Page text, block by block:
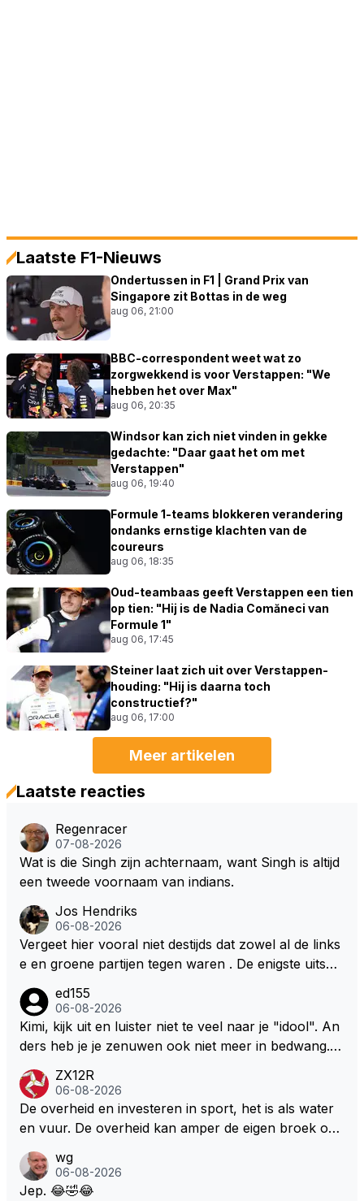
Laatste F1-Nieuws
Ondertussen in F1 | Grand Prix van
Singapore zit Bottas in de weg
aug 06, 21:00
BBC-correspondent weet wat zo
zorgwekkend is voor Verstappen: "We
hebben het over Max"
aug 06, 20:35
Windsor kan zich niet vinden in gekke
gedachte: "Daar gaat het om met
Verstappen"
aug 06, 19:40
Formule 1-teams blokkeren verandering
ondanks ernstige klachten van de
coureurs
aug 06, 18:35
Oud-teambaas geeft Verstappen een tien
op tien: "Hij is de Nadia Comăneci van
Formule 1"
aug 06, 17:45
Steiner laat zich uit over Verstappen-
houding: "Hij is daarna toch
constructief?"
aug 06, 17:00
Meer artikelen
Laatste reacties
Regenracer
07-08-2026
Wat is die Singh zijn achternaam, want Singh is altijd
een tweede voornaam van indians.
Jos Hendriks
06-08-2026
Vergeet hier vooral niet destijds dat zowel al de links
e en groene partijen tegen waren . De enigste uitspr
over dan kunnen ze hun eigen uitlaat gassen inade
men maar niet wetende was dat de F1 motor schone
r is dan een normale auto. Dus denk echt niet dat de
ters zullen steunen laat staan om een euro in het cir
cuit Zandvoort te steken
ed155
06-08-2026
Kimi, kijk uit en luister niet te veel naar je "idool". An
ders heb je je zenuwen ook niet meer in bedwang. Zi
Marquez/Jos ? Veel gezelliger
ZX12R
06-08-2026
De overheid en investeren in sport, het is als water
en vuur. De overheid kan amper de eigen broek oph
s. Je kunt de Staat het best vergelijken met de sherif
f van Nottinghem (Robin Hood) welk achter de bom
wg
06-08-2026
Jep. 😂🤣😂